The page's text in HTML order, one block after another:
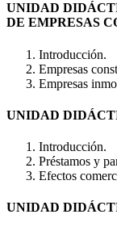
UNIDAD
DE EMPRESAS
Introducción.
Empresas
Empresas
UNIDAD
Introducción.
Préstamos y
Efectos
UNIDAD